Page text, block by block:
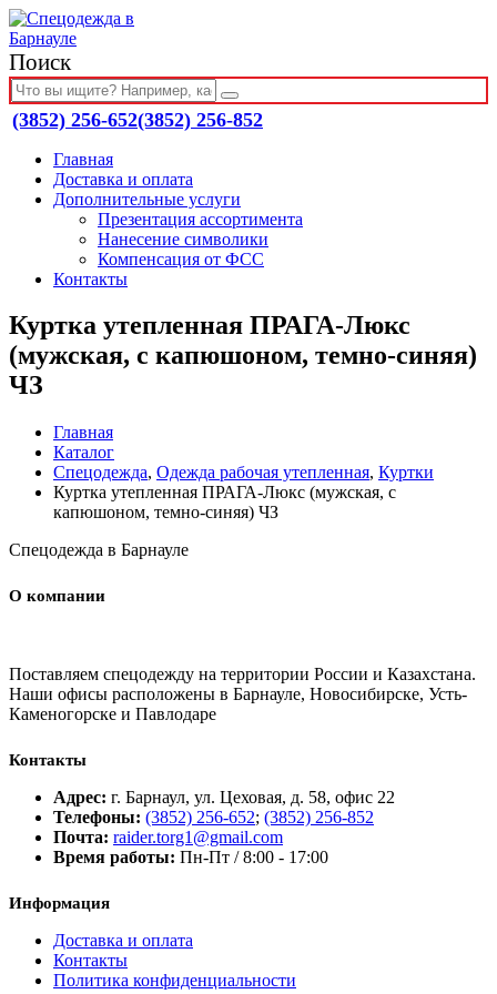
Поиск
(3852) 256-652(3852) 256-852
Главная
Доставка и оплата
Дополнительные услуги
Презентация ассортимента
Нанесение символики
Компенсация от ФСС
Контакты
Куртка утепленная ПРАГА-Люкс
(мужская, с капюшоном, темно-синяя)
ЧЗ
Главная
Каталог
Спецодежда, Одежда рабочая утепленная, Куртки
Куртка утепленная ПРАГА-Люкс (мужская, с
капюшоном, темно-синяя) ЧЗ
Спецодежда в Барнауле
О компании
Поставляем спецодежду на территории России и Казахстана.
Наши офисы расположены в Барнауле, Новосибирске, Усть-
Каменогорске и Павлодаре
Контакты
Адрес: г. Барнаул, ул. Цеховая, д. 58, офис 22
Телефоны: (3852) 256-652; (3852) 256-852
Почта: raider.torg1@gmail.com
Время работы: Пн-Пт / 8:00 - 17:00
Информация
Доставка и оплата
Контакты
Политика конфиденциальности